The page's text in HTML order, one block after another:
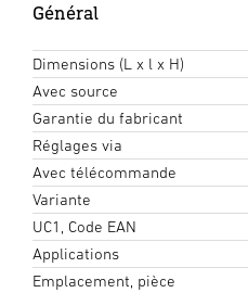
Général
Dimensions (L x l x H)
Avec source
Garantie du fabricant
Réglages via
Avec télécommande
Variante
UC1, Code EAN
Applications
Emplacement, pièce